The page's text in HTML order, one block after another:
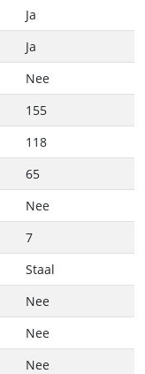
Ja
Ja
Nee
155
118
65
Nee
7
Staal
Nee
Nee
Nee